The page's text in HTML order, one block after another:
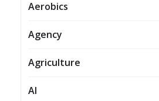
Aerobics
Agency
Agriculture
AI